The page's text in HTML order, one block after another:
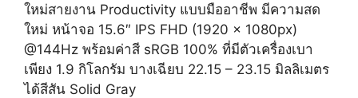
ใหม่สายงาน Productivity แบบมืออาชีพ มีความสด
ใหม่ หน้าจอ 15.6″ IPS FHD (1920 x 1080px)
@144Hz พร้อมค่าสี sRGB 100% ที่มีตัวเครื่องเบา
เพียง 1.9 กิโลกรัม บางเฉียบ 22.15 – 23.15 มิลลิเมตร
ได้สีสัน Solid Gray